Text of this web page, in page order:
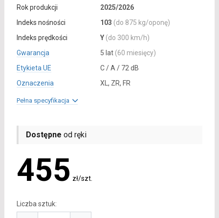
Rok produkcji
2025/2026
Indeks nośności
103 (do 875 kg/oponę)
Indeks prędkości
Y (do 300 km/h)
Gwarancja
5 lat (60 miesięcy)
Etykieta UE
C / A / 72 dB
Oznaczenia
XL, ZR, FR
Pełna specyfikacja
Dostępne od ręki
455 zł/szt.
Liczba sztuk: